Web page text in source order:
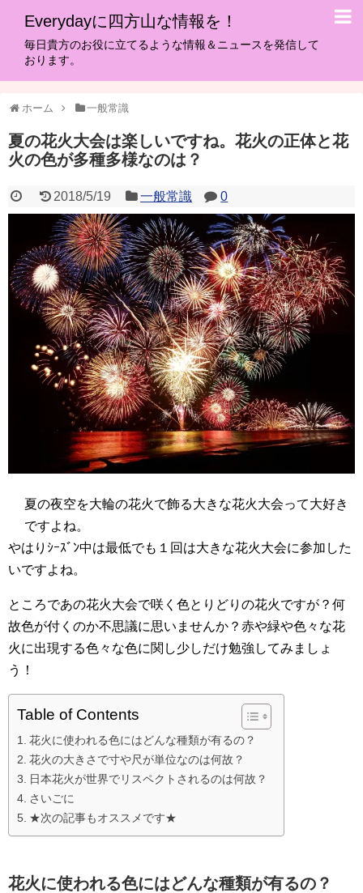
Everydayに四方山な情報を！
毎日貴方のお役に立てるような情報＆ニュースを発信して
おります。
ホーム 一般常識
夏の花火大会は楽しいですね。花火の正体と花
火の色が多種多様なのは？
2018/5/19 一般常識 0
夏の夜空を大輪の花火で飾る大きな花火大会って大好き
ですよね。
やはりｼｰｽﾞﾝ中は最低でも１回は大きな花火大会に参加した
いですよね。
ところであの花火大会で咲く色とりどりの花火ですが？何
故色が付くのか不思議に思いませんか？赤や緑や色々な花
火に出現する色々な色に関し少しだけ勉強してみましょ
う！
Table of Contents
花火に使われる色にはどんな種類が有るの？
花火の大きさで寸や尺が単位なのは何故？
日本花火が世界でリスペクトされるのは何故？
さいごに
★次の記事もオススメです★
花火に使われる色にはどんな種類が有るの？